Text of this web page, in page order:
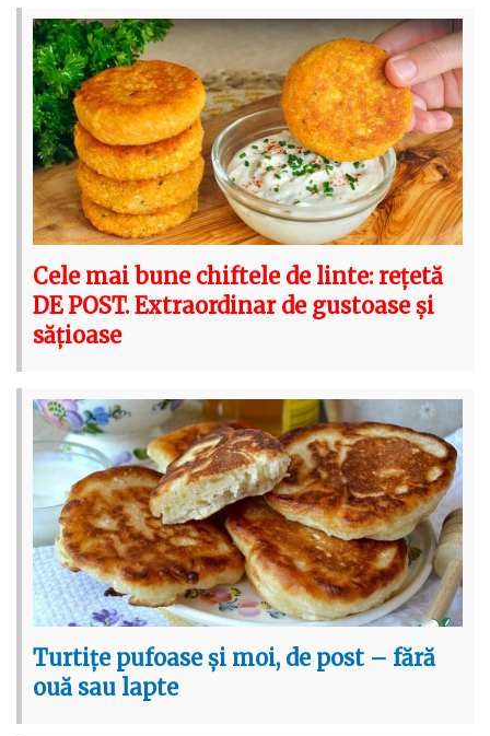
Cele mai bune chiftele de linte: rețetă
DE POST. Extraordinar de gustoase și
sățioase
Turtițe pufoase și moi, de post – fără
ouă sau lapte